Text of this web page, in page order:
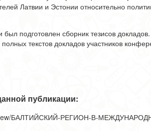
Латвии и Эстонии относительно
подготовлен сборник тезисов
текстов докладов участников
публикации:
view/БАЛТИЙСКИЙ-РЕГИОН-В-